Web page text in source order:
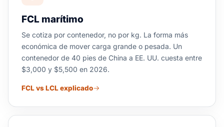
FCL marítimo
Se cotiza por contenedor, no por kg. La forma más
económica de mover carga grande o pesada. Un
contenedor de 40 pies de China a EE. UU. cuesta entre
$3,000 y $5,500 en 2026.
FCL vs LCL explicado